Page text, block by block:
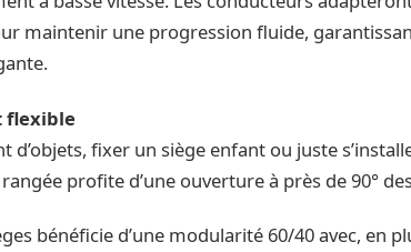
maintenir une progression fluide,
flexible
fixer un siège enfant ou juste
profite d’une ouverture à près de 90°
bénéficie d’une modularité 60/40 avec, en